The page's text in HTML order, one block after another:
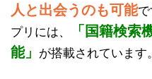
人と出会うのも可能
プリには、
「国籍検索
能」
が搭載されています。